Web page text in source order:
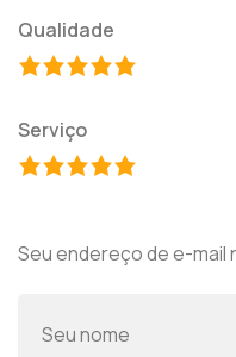
Qualidade
Serviço
Seu endereço de e-mail